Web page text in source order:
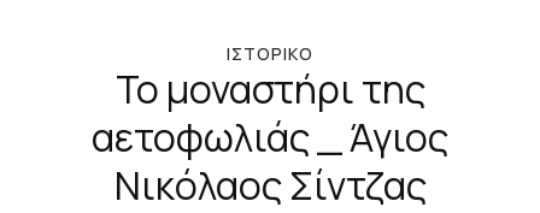
ΙΣΤΟΡΙΚΌ
Το μοναστήρι της
αετοφωλιάς _ Άγιος
Νικόλαος Σίντζας